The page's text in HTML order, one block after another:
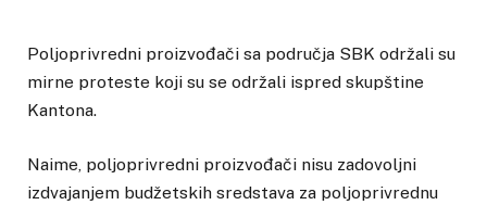
Poljoprivredni proizvođači sa područja SBK održali su
mirne proteste koji su se održali ispred skupštine
Kantona.
Naime, poljoprivredni proizvođači nisu zadovoljni
izdvajanjem budžetskih sredstava za poljoprivrednu